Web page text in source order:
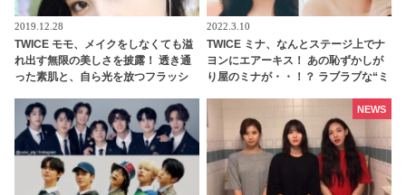
2019.12.28
TWICE モモ、メイクをしなくても溢
れ出す無限の美しさを披露！ 透き通
った素肌と、自ら光を放つフラッシ
ンド
2022.3.10
TWICE ミナ、なんとステージ上でナ
ヨンにエアーキス！ あの恥ずかしが
り屋のミナが・・！？ ラブラブな“ミ
NEWS